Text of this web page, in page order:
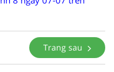
Trang sau